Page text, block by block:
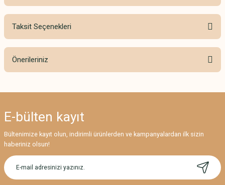
Bu ürüne ilk yorumu siz yapın!
Taksit Seçenekleri
Önerileriniz
Görüş ve önerileriniz için teşekkür ederiz.
Ürün resmi kalitesiz, bozuk veya görüntülenemiyor.
Ürün açıklamasında eksik bilgiler bulunuyor.
Ürün bilgilerinde hatalar bulunuyor.
E-bülten kayıt
Bültenimize kayıt olun, indirimli ürünlerden ve kampanyalardan ilk sizin
haberiniz olsun!